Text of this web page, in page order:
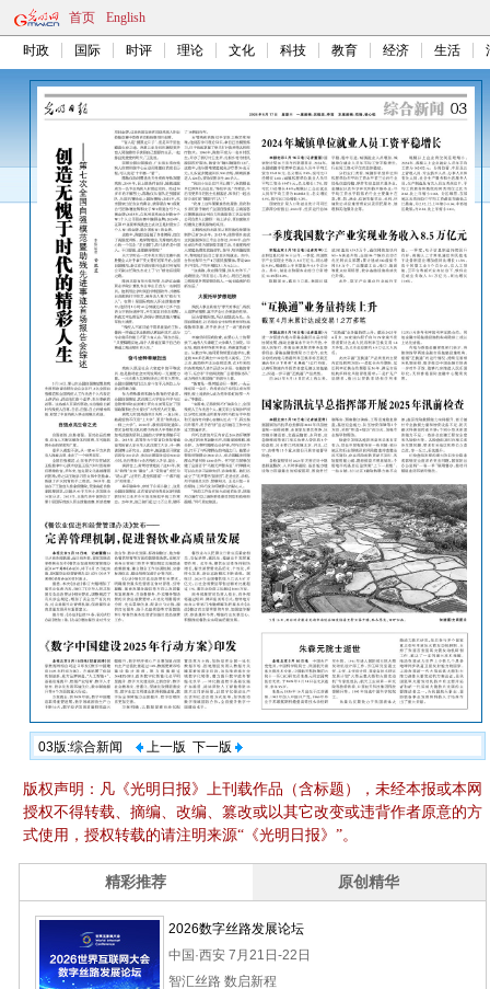
首页 English
时政 国际 时评 理论 文化 科技 教育 经济 生活
03版:综合新闻 上一版 下一版
版权声明：凡《光明日报》上刊载作品（含标题），未经本报或本网
授权不得转载、摘编、改编、篡改或以其它改变或违背作者原意的方
式使用，授权转载的请注明来源“《光明日报》”。